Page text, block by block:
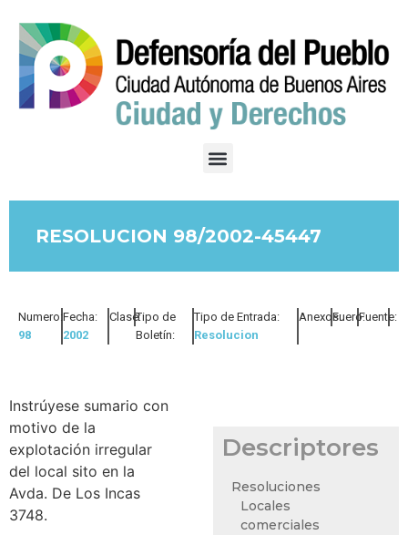
RESOLUCION 98/2002-45447
Numero:
98
Fecha:
2002
Clase:Tipo de
Boletín:
Tipo de Entrada:
Resolucion
Anexos:Fuero:Fuente:
Instrúyese sumario con
motivo de la
explotación irregular
del local sito en la
Avda. De Los Incas
3748.
Descriptores
Resoluciones
Locales
comerciales